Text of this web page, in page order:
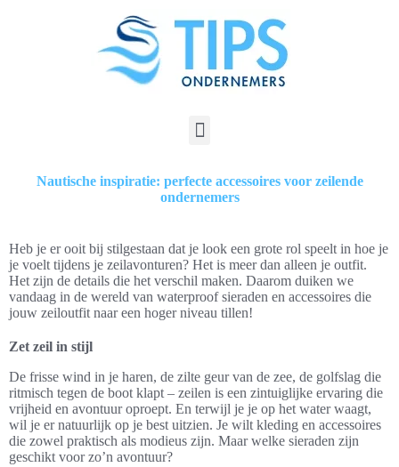
Nautische inspiratie: perfecte accessoires voor zeilende
ondernemers
Heb je er ooit bij stilgestaan dat je look een grote rol speelt in hoe je
je voelt tijdens je zeilavonturen? Het is meer dan alleen je outfit.
Het zijn de details die het verschil maken. Daarom duiken we
vandaag in de wereld van waterproof sieraden en accessoires die
jouw zeiloutfit naar een hoger niveau tillen!
Zet zeil in stijl
De frisse wind in je haren, de zilte geur van de zee, de golfslag die
ritmisch tegen de boot klapt – zeilen is een zintuiglijke ervaring die
vrijheid en avontuur oproept. En terwijl je je op het water waagt,
wil je er natuurlijk op je best uitzien. Je wilt kleding en accessoires
die zowel praktisch als modieus zijn. Maar welke sieraden zijn
geschikt voor zo’n avontuur?